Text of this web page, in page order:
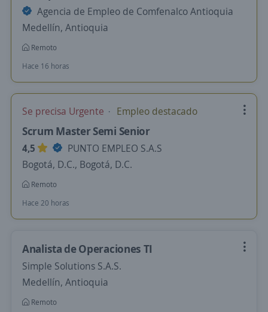
Agencia de Empleo de Comfenalco Antioquia
Medellín, Antioquia
Remoto
Hace 16 horas
Se precisa Urgente Empleo destacado
Scrum Master Semi Senior
4,5
PUNTO EMPLEO S.A.S
Bogotá, D.C., Bogotá, D.C.
Remoto
Hace 20 horas
Analista de Operaciones TI
Simple Solutions S.A.S.
Medellín, Antioquia
Remoto